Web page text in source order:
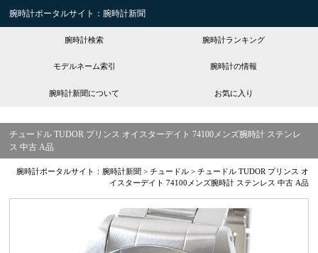
腕時計ポータルサイト：腕時計新聞
腕時計検索 腕時計ランキング
モデルネーム索引 腕時計の情報
腕時計新聞について お気に入り
チュードル TUDOR プリンス オイスターデイト 74100メンズ腕時計 ステンレ
ス 中古 A品
腕時計ポータルサイト：腕時計新聞 > チュードル> チュードル TUDOR プリンス オ
イスターデイト 74100メンズ腕時計 ステンレス 中古 A品